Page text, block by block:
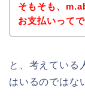
そもそも、
お支払いって
と、考えている
はいるのではな